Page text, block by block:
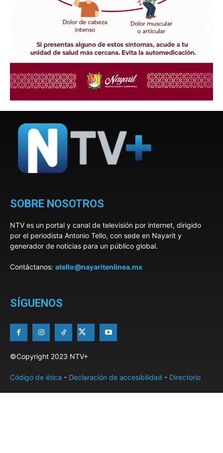
SOBRE NOSOTROS
NTV es un portal y canal de televisión por internet, dirigido
por el periodista Antonio Tello, con sede en Nayarit y
generador de noticias para un público global.
Contáctanos: atello@nayaritenlinea.mx
SÍGUENOS
©Copyright 2023 NTV+
Código de ética - Declaración de accesibilidad - Directorio